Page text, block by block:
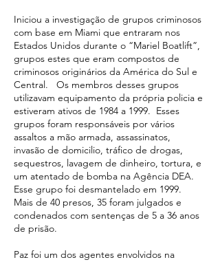
Iniciou a investigação de grupos criminosos
com base em Miami que entraram nos
Estados Unidos durante o “Mariel Boatlift”,
grupos estes que eram compostos de
criminosos originários da América do Sul e
Central. Os membros desses grupos
utilizavam equipamento da própria policia e
estiveram ativos de 1984 a 1999. Esses
grupos foram responsáveis por vários
assaltos a mão armada, assassinatos,
invasão de domicilio, tráfico de drogas,
sequestros, lavagem de dinheiro, tortura, e
um atentado de bomba na Agência DEA.
Esse grupo foi desmantelado em 1999.
Mais de 40 presos, 35 foram julgados e
condenados com sentenças de 5 a 36 anos
de prisão.
Paz foi um dos agentes envolvidos na